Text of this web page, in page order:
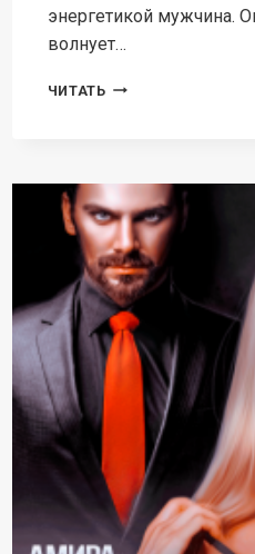
энергетикой мужчина.
волнует…
ЧИТАТЬ МОЯ